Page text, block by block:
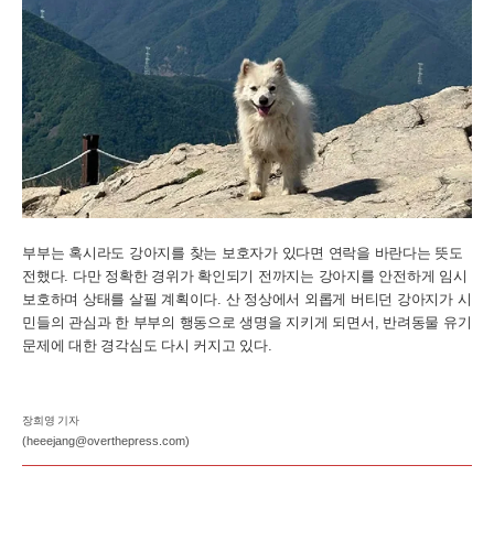
부부는 혹시라도 강아지를 찾는 보호자가 있다면 연락을 바란다는 뜻도
전했다. 다만 정확한 경위가 확인되기 전까지는 강아지를 안전하게 임시
보호하며 상태를 살필 계획이다. 산 정상에서 외롭게 버티던 강아지가 시
민들의 관심과 한 부부의 행동으로 생명을 지키게 되면서, 반려동물 유기
문제에 대한 경각심도 다시 커지고 있다.
장희영 기자
(heeejang@overthepress.com)